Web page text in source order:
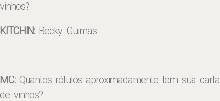
vinhos?
KITCHIN:Becky Guimas
MC:Quantos rótulos aproximadamente tem sua carta
de vinhos?